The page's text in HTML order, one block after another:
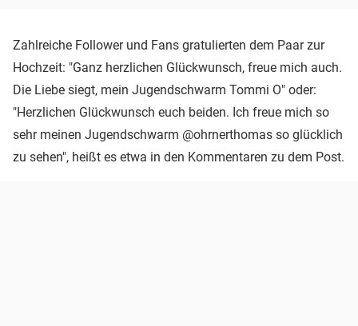
Zahlreiche Follower und Fans gratulierten dem Paar zur
Hochzeit: "Ganz herzlichen Glückwunsch, freue mich auch.
Die Liebe siegt, mein Jugendschwarm Tommi O" oder:
"Herzlichen Glückwunsch euch beiden. Ich freue mich so
sehr meinen Jugendschwarm @ohrnerthomas so glücklich
zu sehen", heißt es etwa in den Kommentaren zu dem Post.